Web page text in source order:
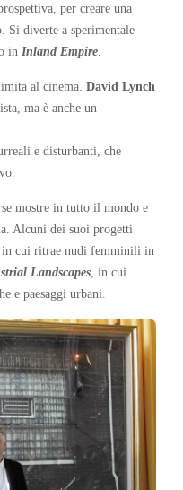
per creare una
Si diverte a sperimentale
in Inland Empire
al cinema. David Lynch
ma è anche un
e disturbanti, che
mostre in tutto il mondo e
Alcuni dei suoi progetti
, in cui ritrae nudi femminili in
Landscapes , in cui
e paesaggi urbani.